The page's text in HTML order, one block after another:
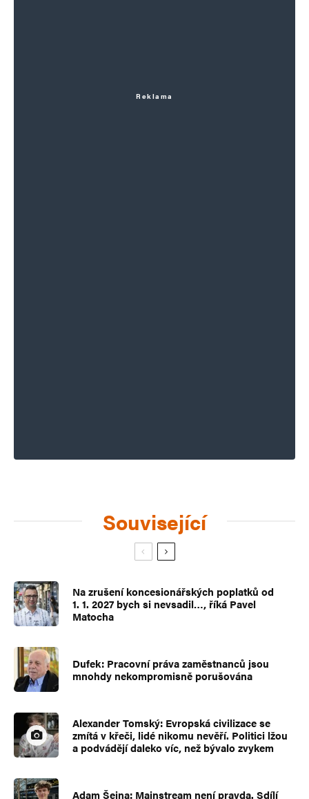
Reklama
Související
Na zrušení koncesionářských poplatků od
1. 1. 2027 bych si nevsadil…, říká Pavel
Matocha
Dufek: Pracovní práva zaměstnanců jsou
mnohdy nekompromisně porušována
Alexander Tomský: Evropská civilizace se
zmítá v křeči, lidé nikomu nevěří. Politici lžou
a podvádějí daleko víc, než bývalo zvykem
Adam Šejna: Mainstream není pravda. Sdílí